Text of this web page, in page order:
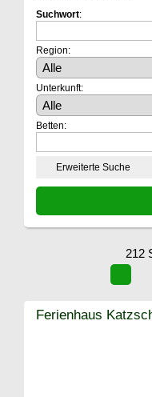
Suchwort:
Region:
Unterkunft:
Betten:
Erweiterte Suche
212
Ferienhaus